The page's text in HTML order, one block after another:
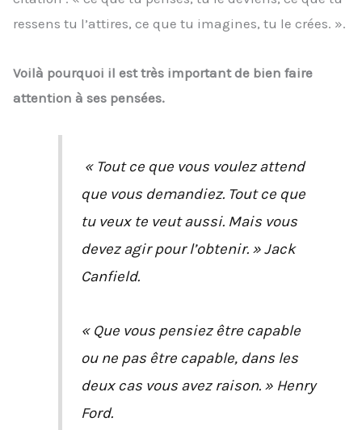
ressens tu l’attires, ce que tu imagines, tu le crées. ».
Voilà pourquoi il est très important de bien faire
attention à ses pensées.
« Tout ce que vous voulez attend
que vous demandiez. Tout ce que
tu veux te veut aussi. Mais vous
devez agir pour l’obtenir. » Jack
Canfield.
« Que vous pensiez être capable
ou ne pas être capable, dans les
deux cas vous avez raison. » Henry
Ford.